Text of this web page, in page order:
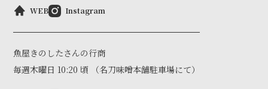
WEB Instagram
魚屋きのしたさんの行商
毎週木曜日 10:20 頃 （名刀味噌本舗駐車場にて）